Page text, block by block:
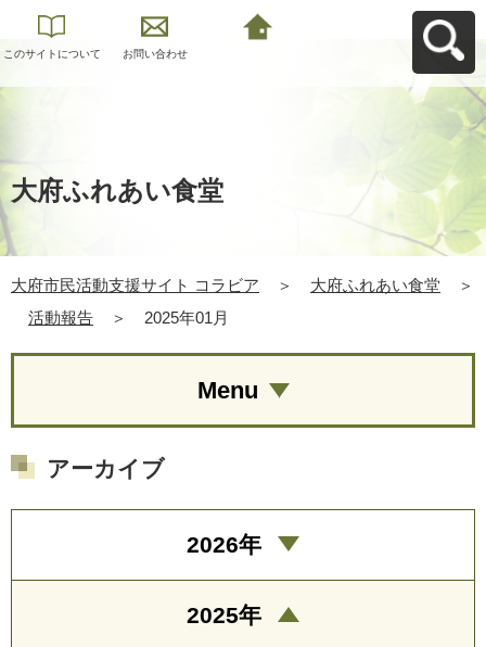
このサイトについて お問い合わせ
大府ふれあい食堂
大府市民活動支援サイト コラビア ＞ 大府ふれあい食堂
＞
活動報告
＞ 2025年01月
Menu
アーカイブ
2026年
2025年